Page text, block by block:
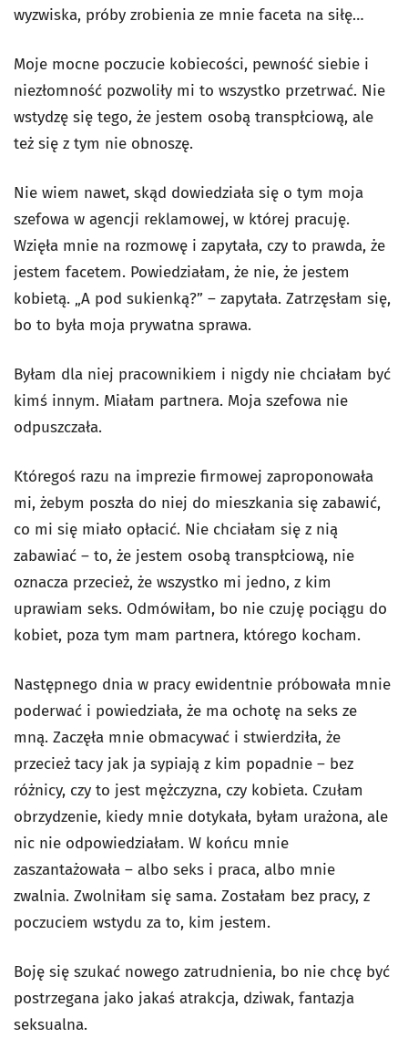
wyzwiska, próby zrobienia ze mnie faceta na siłę…
Moje mocne poczucie kobiecości, pewność siebie i
niezłomność pozwoliły mi to wszystko przetrwać. Nie
wstydzę się tego, że jestem osobą transpłciową, ale
też się z tym nie obnoszę.
Nie wiem nawet, skąd dowiedziała się o tym moja
szefowa w agencji reklamowej, w której pracuję.
Wzięła mnie na rozmowę i zapytała, czy to prawda, że
jestem facetem. Powiedziałam, że nie, że jestem
kobietą. „A pod sukienką?” – zapytała. Zatrzęsłam się,
bo to była moja prywatna sprawa.
Byłam dla niej pracownikiem i nigdy nie chciałam być
kimś innym. Miałam partnera. Moja szefowa nie
odpuszczała.
Któregoś razu na imprezie firmowej zaproponowała
mi, żebym poszła do niej do mieszkania się zabawić,
co mi się miało opłacić. Nie chciałam się z nią
zabawiać – to, że jestem osobą transpłciową, nie
oznacza przecież, że wszystko mi jedno, z kim
uprawiam seks. Odmówiłam, bo nie czuję pociągu do
kobiet, poza tym mam partnera, którego kocham.
Następnego dnia w pracy ewidentnie próbowała mnie
poderwać i powiedziała, że ma ochotę na seks ze
mną. Zaczęła mnie obmacywać i stwierdziła, że
przecież tacy jak ja sypiają z kim popadnie – bez
różnicy, czy to jest mężczyzna, czy kobieta. Czułam
obrzydzenie, kiedy mnie dotykała, byłam urażona, ale
nic nie odpowiedziałam. W końcu mnie
zaszantażowała – albo seks i praca, albo mnie
zwalnia. Zwolniłam się sama. Zostałam bez pracy, z
poczuciem wstydu za to, kim jestem.
Boję się szukać nowego zatrudnienia, bo nie chcę być
postrzegana jako jakaś atrakcja, dziwak, fantazja
seksualna.